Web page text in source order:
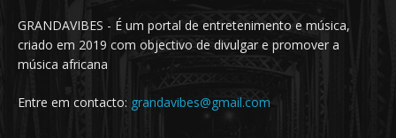
GRANDAVIBES - É um portal de entretenimento e música,
criado em 2019 com objectivo de divulgar e promover a
música africana
Entre em contacto: grandavibes@gmail.com